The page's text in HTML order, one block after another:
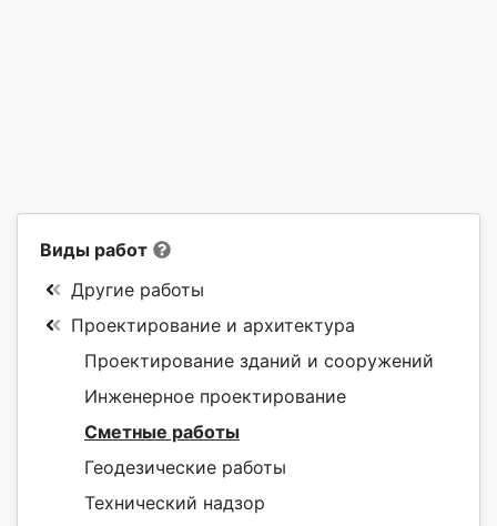
Виды работ
Другие работы
Проектирование и архитектура
Проектирование зданий и сооружений
Инженерное проектирование
Сметные работы
Геодезические работы
Технический надзор